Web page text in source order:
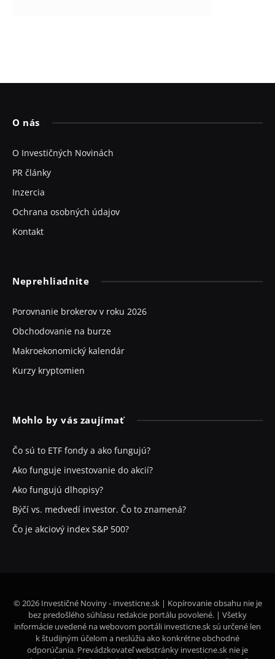
O nás
O Investičných Novinách
PR články
Inzercia
Ochrana osobných údajov
Kontakt
Neprehliadnite
Porovnanie brokerov v roku 2026
Obchodovanie na burze
Makroekonomický kalendár
Kurzy kryptomien
Mohlo by vás zaujímať
Čo sú to ETF fondy a ako fungujú?
Ako funguje investovanie do akcií?
Ako fungujú dlhopisy?
Býčí vs. medvedí investor. Čo to znamená?
Čo je akciový index S&P 500?
© 2026 Investičné Noviny - investicne.sk | Kopírovanie obsahu nie je
bez predošlého súhlasu redakcie portálu povolené. | Všetky
informácie uvedené na webovom portáli investicne.sk sú určené len
k študijným účelom a neslúžia ako konkrétne obchodné
odporúčania. Prevádzkovateľ webstránky investicne.sk nie je